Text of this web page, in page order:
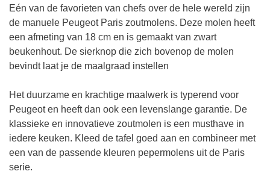
Eén van de favorieten van chefs over de hele wereld zijn
de manuele Peugeot Paris zoutmolens. Deze molen heeft
een afmeting van 18 cm en is gemaakt van zwart
beukenhout. De sierknop die zich bovenop de molen
bevindt laat je de maalgraad instellen
Het duurzame en krachtige maalwerk is typerend voor
Peugeot en heeft dan ook een levenslange garantie. De
klassieke en innovatieve zoutmolen is een musthave in
iedere keuken. Kleed de tafel goed aan en combineer met
een van de passende kleuren pepermolens uit de Paris
serie.